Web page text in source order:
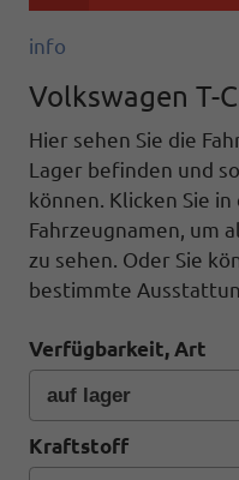
info
Volkswagen T-
Hier sehen Sie die
Lager befinden und
können. Klicken Sie
Fahrzeugnamen, um
zu sehen. Oder Sie
bestimmte
Verfügbarkeit, Art
Kraftstoff